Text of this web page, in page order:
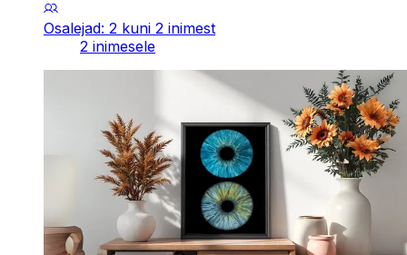
Osalejad: 2 kuni 2 inimest
2 inimesele